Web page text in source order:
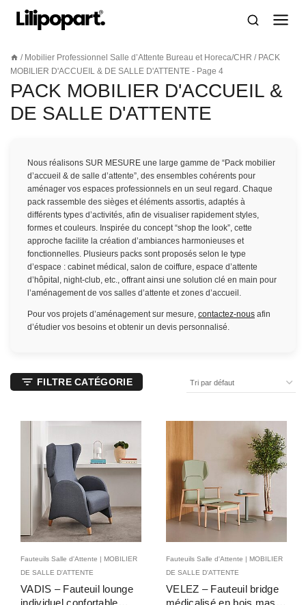
/ Mobilier Professionnel Salle d’Attente Bureau et Horeca/CHR / PACK
MOBILIER D'ACCUEIL & DE SALLE D'ATTENTE - Page 4
PACK MOBILIER D'ACCUEIL &
DE SALLE D'ATTENTE
Nous réalisons SUR MESURE une large gamme de “Pack mobilier
d’accueil & de salle d’attente”, des ensembles cohérents pour
aménager vos espaces professionnels en un seul regard. Chaque
pack rassemble des sièges et éléments assortis, adaptés à
différents types d’activités, afin de visualiser rapidement styles,
formes et couleurs. Inspirée du concept“shop the look”, cette
approche facilite la création d’ambiances harmonieuses et
fonctionnelles. Plusieurs packs sont proposés selon le type
d’espace : cabinet médical, salon de coiffure, espace d’attente
d’hôpital, night-club, etc., offrant ainsi une solution clé en main pour
l’aménagement de vos salles d’attente et zones d’accueil.
Pour vos projets d’aménagement sur mesure, contactez-nous afin
d’étudier vos besoins et obtenir un devis personnalisé.
FILTRE CATÉGORIE
Fauteuils Salle d'Attente | MOBILIER
DE SALLE D'ATTENTE
VADIS – Fauteuil lounge
Fauteuils Salle d'Attente | MOBILIER
DE SALLE D'ATTENTE
VELEZ – Fauteuil bridge